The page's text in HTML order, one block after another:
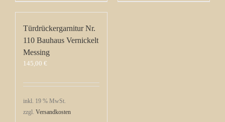
Türdrückergarnitur Nr.
110 Bauhaus Vernickelt
Messing
145,00 €
inkl. 19 % MwSt.
zzgl. Versandkosten